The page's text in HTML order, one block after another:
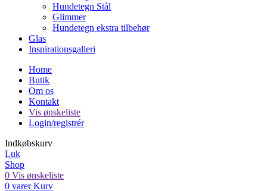
Hundetegn Stål
Glimmer
Hundetegn ekstra tilbehør
Glas
Inspirationsgalleri
Home
Butik
Om os
Kontakt
Vis ønskeliste
Login/registrér
Indkøbskurv
Luk
Shop
0 Vis ønskeliste
0 varer Kurv